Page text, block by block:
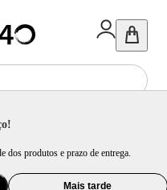
dos produtos e prazo de entrega.
Mais tarde
Powerbank e Mais